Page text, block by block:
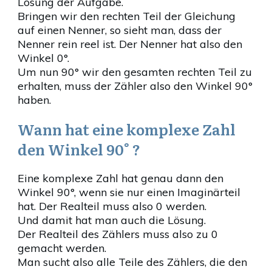
Bringen wir den rechten Teil der Gleichung
auf einen Nenner, so sieht man, dass der
Nenner rein reel ist. Der Nenner hat also den
Winkel 0°.
Um nun 90° wir den gesamten rechten Teil zu
erhalten, muss der Zähler also den Winkel 90°
haben.
Wann hat eine komplexe Zahl
den Winkel 90° ?
Eine komplexe Zahl hat genau dann den
Winkel 90°, wenn sie nur einen Imaginärteil
hat. Der Realteil muss also 0 werden.
Und damit hat man auch die Lösung.
Der Realteil des Zählers muss also zu 0
gemacht werden.
Man sucht also alle Teile des Zählers, die den